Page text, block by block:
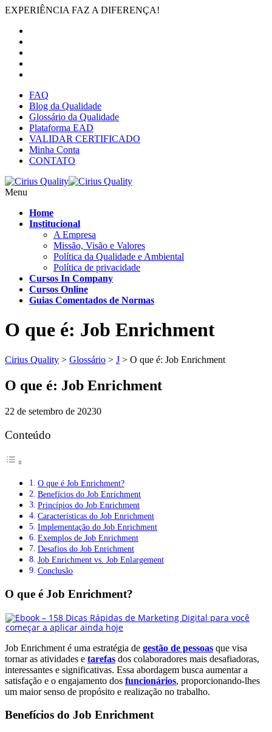
EXPERIÊNCIA FAZ A DIFERENÇA!
FAQ
Blog da Qualidade
Glossário da Qualidade
Plataforma EAD
VALIDAR CERTIFICADO
Minha Conta
CONTATO
Menu
Home
Institucional
A Empresa
Missão, Visão e Valores
Política da Qualidade e Ambiental
Política de privacidade
Cursos In Company
Cursos Online
Guias Comentados de Normas
O que é: Job Enrichment
Cirius Quality > Glossário > J > O que é: Job Enrichment
O que é: Job Enrichment
22 de setembro de 20230
Conteúdo
O que é Job Enrichment?
Benefícios do Job Enrichment
Princípios do Job Enrichment
Características do Job Enrichment
Implementação do Job Enrichment
Exemplos de Job Enrichment
Desafios do Job Enrichment
Job Enrichment vs. Job Enlargement
Conclusão
O que é Job Enrichment?
Job Enrichment é uma estratégia de gestão de pessoas que visa
tornar as atividades e tarefas dos colaboradores mais desafiadoras,
interessantes e significativas. Essa abordagem busca aumentar a
satisfação e o engajamento dos funcionários, proporcionando-lhes
um maior senso de propósito e realização no trabalho.
Benefícios do Job Enrichment